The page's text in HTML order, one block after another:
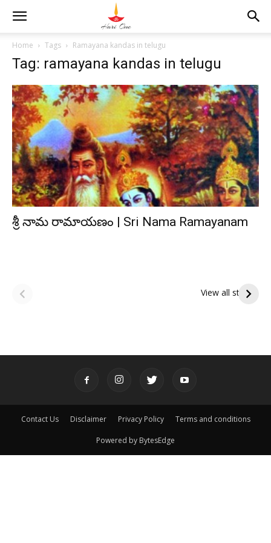
Home Tags Ramayana kandas in telugu
Tag: ramayana kandas in telugu
శ్రీ నామ రామాయణం | Sri Nama Ramayanam
View all stories
పితృదేవతల ఆశీర్వాదం
ఇంద్రకీలాద్రి గిరి ప్రదక్షిణ
Contact Us Disclaimer Privacy Policy Terms and conditions
Powered by BytesEdge